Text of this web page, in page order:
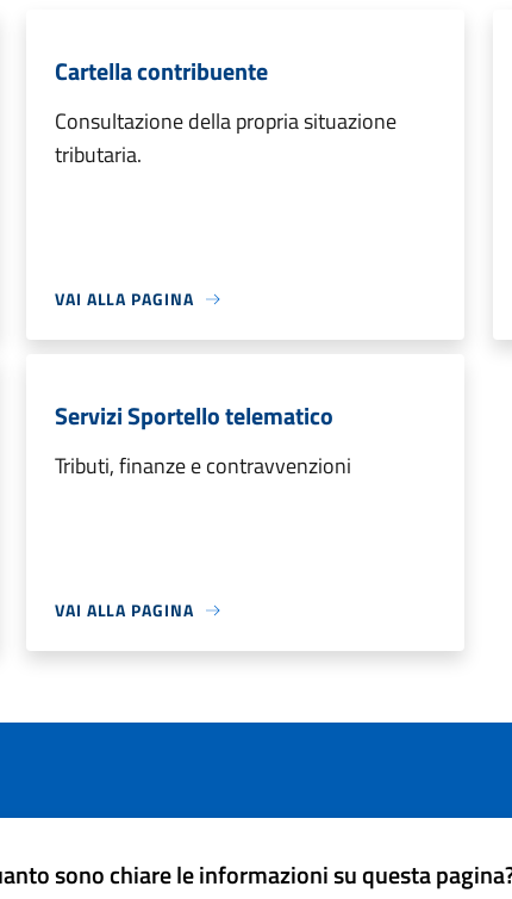
Cartella contribuente
Consultazione della propria situazione
tributaria.
VAI ALLA PAGINA
Servizi Sportello telematico
Tributi, finanze e contravvenzioni
VAI ALLA PAGINA
sono chiare le informazioni su questa